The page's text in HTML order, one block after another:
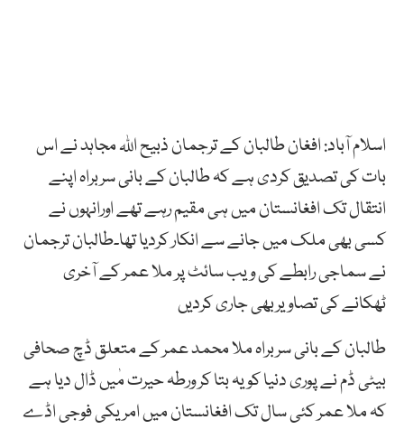
اسلام آباد: افغان طالبان کے ترجمان ذبیح اللہ مجاہد نے اس
بات کی تصدیق کردی ہے کہ طالبان کے بانی سربراہ اپنے
انتقال تک افغانستان میں ہی مقیم رہے تھے اورانہوں نے
کسی بھی ملک میں جانے سے انکار کردیا تھا۔طالبان ترجمان
نے سماجی رابطے کی ویب سائٹ پر ملا عمر کے آخری
ٹھکانے کی تصاویربھی جاری کردیں
طالبان کے بانی سربراہ ملا محمد عمر کے متعلق ڈچ صحافی
بیٹی ڈم نے پوری دنیا کو یہ بتا کر ورطہ حیرت مٰیں ڈال دیا ہے
کہ ملا عمر کئی سال تک افغانستان میں امریکی فوجی اڈے